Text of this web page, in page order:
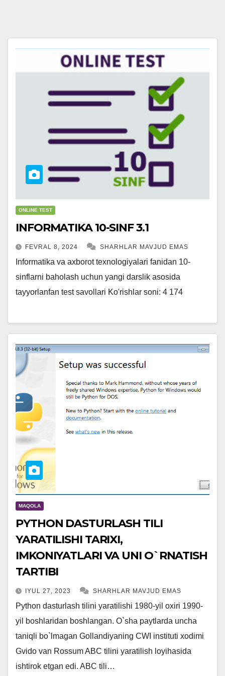
ONLINE TEST
INFORMATIKA 10-SINF 3.1
FEVRAL 8, 2024 SHARHLAR MAVJUD EMAS
Informatika va axborot texnologiyalari fanidan 10-
sinflarni baholash uchun yangi darslik asosida
tayyorlanfan test savollari Ko'rishlar soni: 4 174
MAQOLA
PYTHON DASTURLASH TILI
YARATILISHI TARIXI,
IMKONIYATLARI VA UNI O`RNATISH
TARTIBI
IYUL 27, 2023 SHARHLAR MAVJUD EMAS
Python dasturlash tilini yaratilishi 1980-yil oxiri 1990-
yil boshlaridan boshlangan. O`sha paytlarda uncha
taniqli bo`lmagan Gollandiyaning CWI instituti xodimi
Gvido van Rossum ABC tilini yaratilish loyihasida
ishtirok etgan edi. ABC tili…